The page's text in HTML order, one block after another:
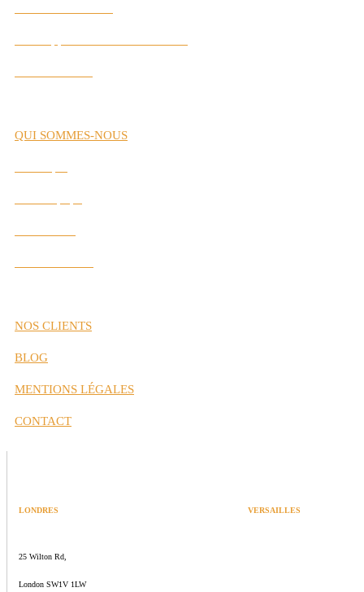
QUI SOMMES-NOUS
NOS CLIENTS
BLOG
MENTIONS LÉGALES
CONTACT
LONDRES VERSAILLES
25 Wilton Rd,
London SW1V 1LW